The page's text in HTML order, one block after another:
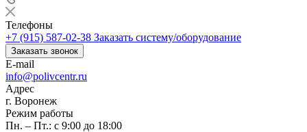
Телефоны
+7 (915) 587-02-38 Заказать систему/оборудование
Заказать звонок
E-mail
info@polivcentr.ru
Адрес
г. Воронеж
Режим работы
Пн. – Пт.: с 9:00 до 18:00